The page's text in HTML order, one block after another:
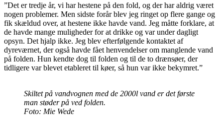
”Det er tredje år, vi har hestene på den fold, og der har aldrig været
nogen problemer. Men sidste forår blev jeg ringet op flere gange og
fik skældud over, at hestene ikke havde vand. Jeg måtte forklare, at
de havde mange muligheder for at drikke og var under dagligt
opsyn. Det hjalp ikke. Jeg blev efterfølgende kontaktet af
dyreværnet, der også havde fået henvendelser om manglende vand
på folden. Hun kendte dog til folden og til de to drænsøer, der
tidligere var blevet etableret til køer, så hun var ikke bekymret.”
Skiltet på vandvognen med de 2000l vand er det første
man støder på ved folden.
Foto: Mie Wede